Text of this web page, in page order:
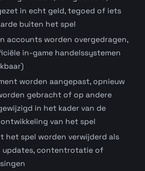
in echt geld, tegoed of iets
buiten het spel
accounts worden overgedragen,
in-game handelssystemen
worden aangepast, opnieuw
gebracht of op andere
in het kader van de
van het spel
het spel worden verwijderd als
updates, contentrotatie of